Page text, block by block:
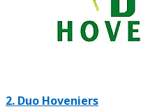
2. Duo Hoveniers